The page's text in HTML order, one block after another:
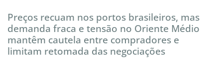
Preços recuam nos portos brasileiros, mas
demanda fraca e tensão no Oriente Médio
mantêm cautela entre compradores e
limitam retomada das negociações